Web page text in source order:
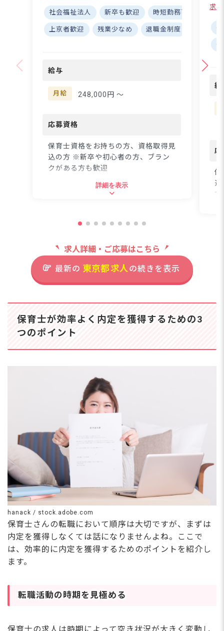
げ住宅制度あり！住まい
の心配なく働ける環境 ■
「見守る保育」で子ども
な仲間と共に育む、「見
所たから保育園では、子
どもたちの「やってみた
「見守る保育」を実践し
採用しているので、得意
を活かし、苦手を補い合
うチームワークが自慢！
慢で、悩みを一人で抱え
す。あなたらしさを大切
緒に感じませんか？☆
ーー【ワークライフバラ
やすさ抜群の環境】 年
の時間もしっかり確保！
有給取得率88％以上、
休暇を取りやすい職場環
作業は必要最低限。手書
き作業も大幅に削減し、
効率的な業務体制を整え
248,000円～と安定した
収入に加え、借り上げ住
宅制度も完備！働きやす
い環境だから長く働き続
けられます！
社会福祉法人 新卒も歓迎 時短勤務可 福利
上京者歓迎 残業少なめ 退職金制度 昇給昇
給与
月給 248,000円 〜
応募資格
保育士資格をお持ちの方、資格取得見
込の方 ※新卒や初心者の方、ブラン
クがある方も歓迎
り徒歩5分
■自転車通勤可（無料駐輪場あ
軽に相談♪
さらに詳しい
求人情報へ
登録・相談無料
紹介を受ける
詳細を表示
伸
■住
で安
ど
季
豊
も
目
と
ち
と
も
求
給
応
保
込
方
求人詳細・ご応募はこちら
最新の 東京都 求人の続きを表示
保育士が効率よく内定を獲得するための3
つのポイント
hanack / stock.adobe.com
保育士さんの転職において順序は大切ですが、まずは
内定を獲得しなくては話になりませんよね。ここで
は、効率的に内定を獲得するためのポイントを紹介し
ます。
転職活動の時期を見極める